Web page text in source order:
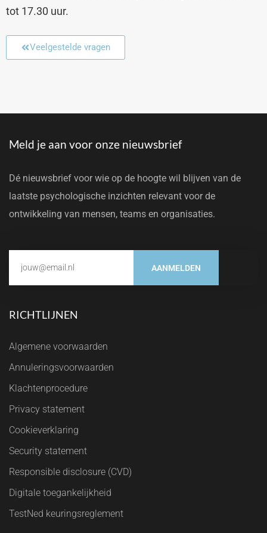
tot 17.30 uur.
Veelgestelde vragen
Meld je aan voor onze nieuwsbrief
Dé nieuwsbrief voor wie op de hoogte wil blijven van de
laatste psychologische inzichten relevant voor de
ontwikkeling van mensen, teams en organisaties.
AANMELDEN
RICHTLIJNEN
Algemene voorwaarden
Annuleringsvoorwaarden
Klachtenprocedure
Privacy statement
Cookieverklaring
Security statement
Responsible disclosure (CVD)
Digitale toegankelijkheid
TestNed keuringsreglement